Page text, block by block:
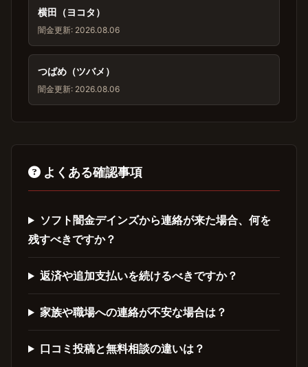
横田（ヨコタ）
闇金更新: 2026.08.06
つばめ（ツバメ）
闇金更新: 2026.08.06
よくある確認事項
ソフト闇金デインズから連絡が来た場合、何を
残すべきですか？
返済や追加支払いを続けるべきですか？
家族や職場への連絡が不安な場合は？
口コミ投稿と無料相談の違いは？